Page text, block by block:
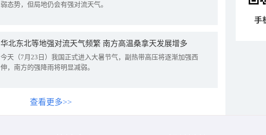
弱态势，但局地仍会有强对流天气。
华北东北等地强对流天气频繁 南方高温桑拿天发展增多
今天（7月23日）我国正式进入大暑节气，副热带高压将逐渐加强西
伸，南方的强降雨将明显减弱。
查看更多>>